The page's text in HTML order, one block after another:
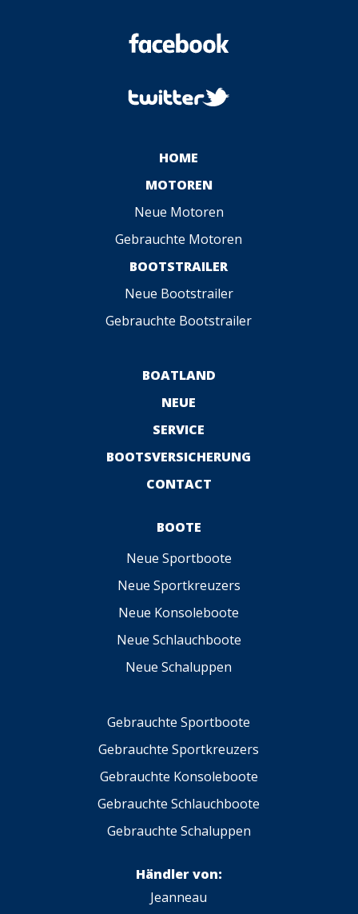
HOME
MOTOREN
Neue Motoren
Gebrauchte Motoren
BOOTSTRAILER
Neue Bootstrailer
Gebrauchte Bootstrailer
BOATLAND
NEUE
SERVICE
BOOTSVERSICHERUNG
CONTACT
BOOTE
Neue Sportboote
Neue Sportkreuzers
Neue Konsoleboote
Neue Schlauchboote
Neue Schaluppen
Gebrauchte Sportboote
Gebrauchte Sportkreuzers
Gebrauchte Konsoleboote
Gebrauchte Schlauchboote
Gebrauchte Schaluppen
Händler von:
Jeanneau